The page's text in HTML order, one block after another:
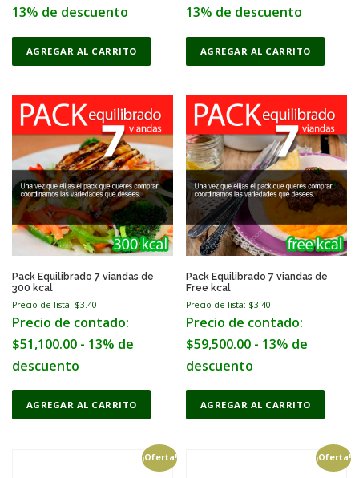
4
2
9
6
0
.
0
0
.
0
.
0
.
r
i
g
n
a
l
p
r
i
c
e
w
5
4
n
t
p
r
i
c
e
i
0
0
13% de descuento
AGREGAR AL CARRITO
r
i
g
n
a
p
r
c
e
w
7
,
r
n
t
p
r
i
c
e
i
s
0
0
.
13% de descuento
AGREGAR AL CARRITO
Pack Equilibrado 7 viandas de
300 kcal
Precio de lista: $3.40
Precio de contado:
$51,100.00 - 13% de
descuento
AGREGAR AL CARRITO
Pack Equilibrado 7 viandas de
Free kcal
Precio de lista: $3.40
Precio de contado:
$59,500.00 - 13% de
descuento
AGREGAR AL CARRITO
¡Oferta! ¡Oferta!